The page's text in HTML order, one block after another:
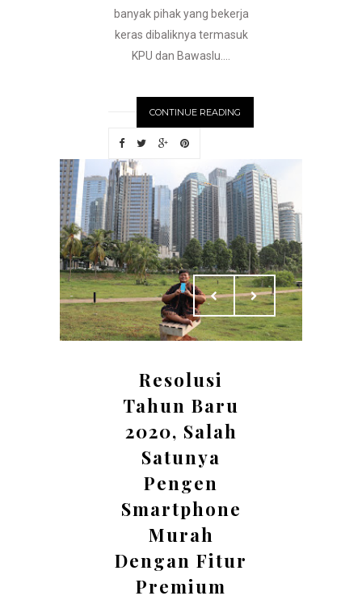
banyak pihak yang bekerja
keras dibaliknya termasuk
KPU dan Bawaslu....
CONTINUE READING
Resolusi
Tahun Baru
2020, Salah
Satunya
Pengen
Smartphone
Murah
Dengan Fitur
Premium